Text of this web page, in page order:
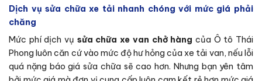
Dịch vụ sửa chữa xe tải nhanh chóng với mức giá phải
chăng
Mức phí dịch vụ sửa chữa xe van chở hàng của Ô tô Thái
Phong luôn căn cứ vào mức độ hư hỏng của xe tải van, nếu lỗi
quá nặng báo giá sửa chữa sẽ cao hơn. Nhưng bạn yên tâm